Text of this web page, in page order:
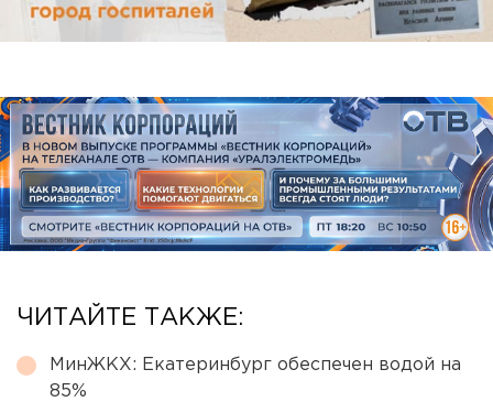
ЧИТАЙТЕ ТАКЖЕ:
МинЖКХ: Екатеринбург обеспечен водой на
85%